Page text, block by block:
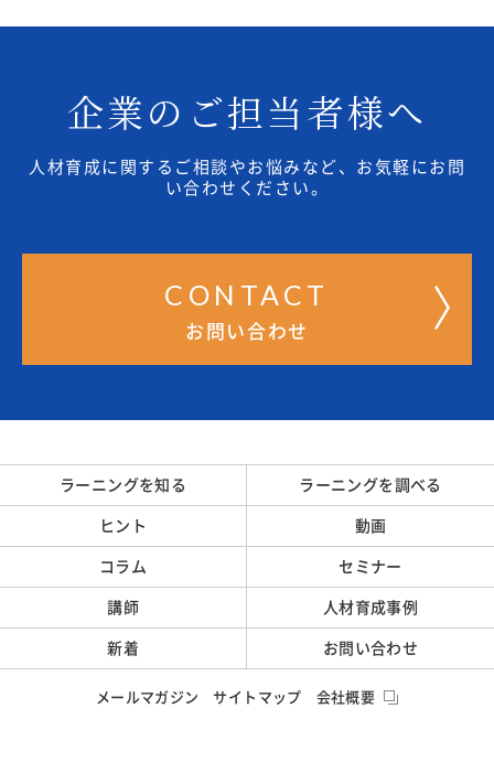
企業のご担当者様へ
人材育成に関するご相談やお悩みなど、お気軽にお問
い合わせください。
CONTACT
お問い合わせ
ラーニングを知る ラーニングを調べる
ヒント 動画
コラム セミナー
講師 人材育成事例
新着 お問い合わせ
メールマガジン サイトマップ 会社概要